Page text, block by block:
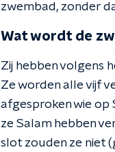
zwembad, zonder
Wat wordt de
Zij hebben volgens
Ze worden alle vijf
afgesproken wie op
ze Salam hebben
slot zouden ze niet